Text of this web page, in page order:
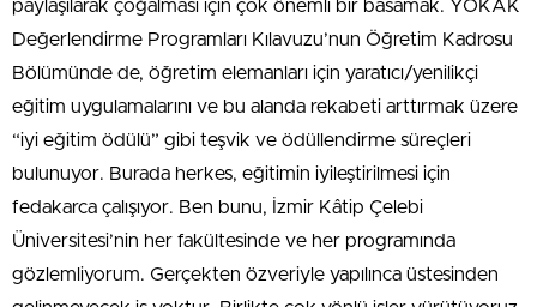
paylaşılarak çoğalması için çok önemli bir basamak. YÖKAK
Değerlendirme Programları Kılavuzu’nun Öğretim Kadrosu
Bölümünde de, öğretim elemanları için yaratıcı/yenilikçi
eğitim uygulamalarını ve bu alanda rekabeti arttırmak üzere
“iyi eğitim ödülü” gibi teşvik ve ödüllendirme süreçleri
bulunuyor. Burada herkes, eğitimin iyileştirilmesi için
fedakarca çalışıyor. Ben bunu, İzmir Kâtip Çelebi
Üniversitesi’nin her fakültesinde ve her programında
gözlemliyorum. Gerçekten özveriyle yapılınca üstesinden